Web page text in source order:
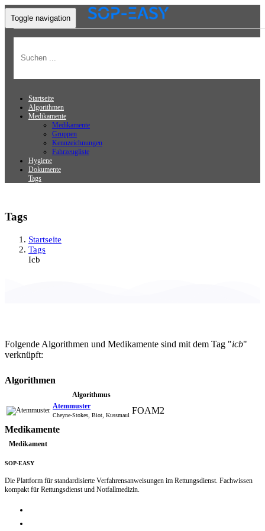
Toggle navigation
Startseite
Algorithmen
Medikamente
Medikamente
Gruppen
Kennzeichnungen
Fahrzeugliste
Hygiene
Dokumente
Tags
Tags
Startseite
Tags
Icb
Folgende Algorithmen und Medikamente sind mit dem Tag "icb"
verknüpft:
Algorithmen
Algorithmus
Atemmuster
Cheyne-Stokes, Biot, Kussmaul FOAM2
Medikamente
Medikament
SOP-EASY
Die Plattform für standardisierte Verfahrensanweisungen im Rettungsdienst. Fachwissen
kompakt für Rettungsdienst und Notfallmedizin.